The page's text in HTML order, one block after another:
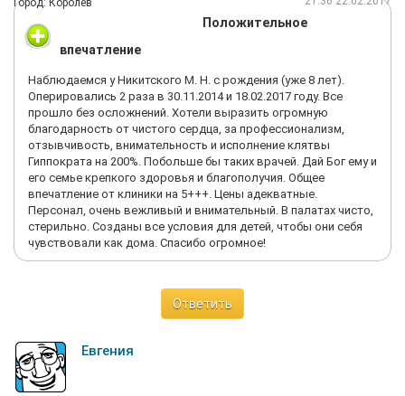
ребенка, выброшенные деньги, куча нерв. Первое желание
было - подать в суд на эту клинику с такими "врачами", будем
думать.
Город: Королёв
Положительное
впечатление
Наблюдаемся у Никитского М. Н. с рождения (уже 8 лет).
Оперировались 2 раза в 30.11.2014 и 18.02.2017 году. Все
прошло без осложнений. Хотели выразить огромную
благодарность от чистого сердца, за профессионализм,
отзывчивость, внимательность и исполнение клятвы
Гиппократа на 200%. Побольше бы таких врачей. Дай Бог ему и
его семье крепкого здоровья и благополучия. Общее
впечатление от клиники на 5+++. Цены адекватные.
Персонал, очень вежливый и внимательный. В палатах чисто,
стерильно. Созданы все условия для детей, чтобы они себя
чувствовали как дома. Спасибо огромное!
Ответить
Евгения